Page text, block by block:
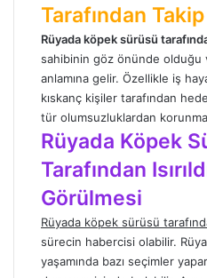
Tarafından
Rüyada köpek sürüsü
sahibinin göz önünde olduğu
anlamına gelir. Özellikle iş
kıskanç kişiler tarafından
tür olumsuzluklardan
Rüyada Köpek
Tarafından
Görülmesi
Rüyada köpek sürüsü
sürecin habercisi olabilir.
yaşamında bazı seçimler